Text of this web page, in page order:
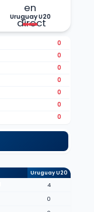
Uruguay U20
0
0
0
0
0
0
0
Uruguay U20
4
0